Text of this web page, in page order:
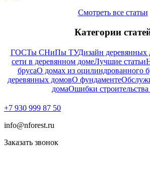
Смотреть все статьи
Категории
ГОСТы СНиПы ТУДизайн деревянных
сети в деревянном домеЛучшие статьи
брусаО домах из оцилиндрованного
деревянных домовО фундаменте
домаОшибки строительства
+7 930 999 87 50
info@nforest.ru
Заказать звонок